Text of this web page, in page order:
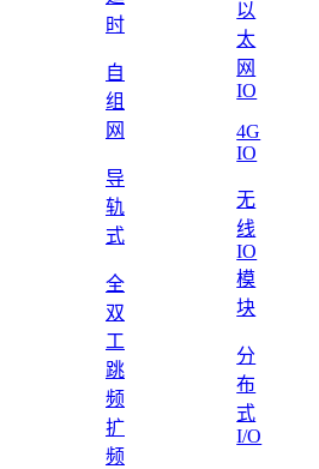
时
自
组
网
导
轨
式
全
双
工
跳
频
扩
频
以
太
网
IO
4G
IO
无
线
IO
模
块
分
布
式
I/O